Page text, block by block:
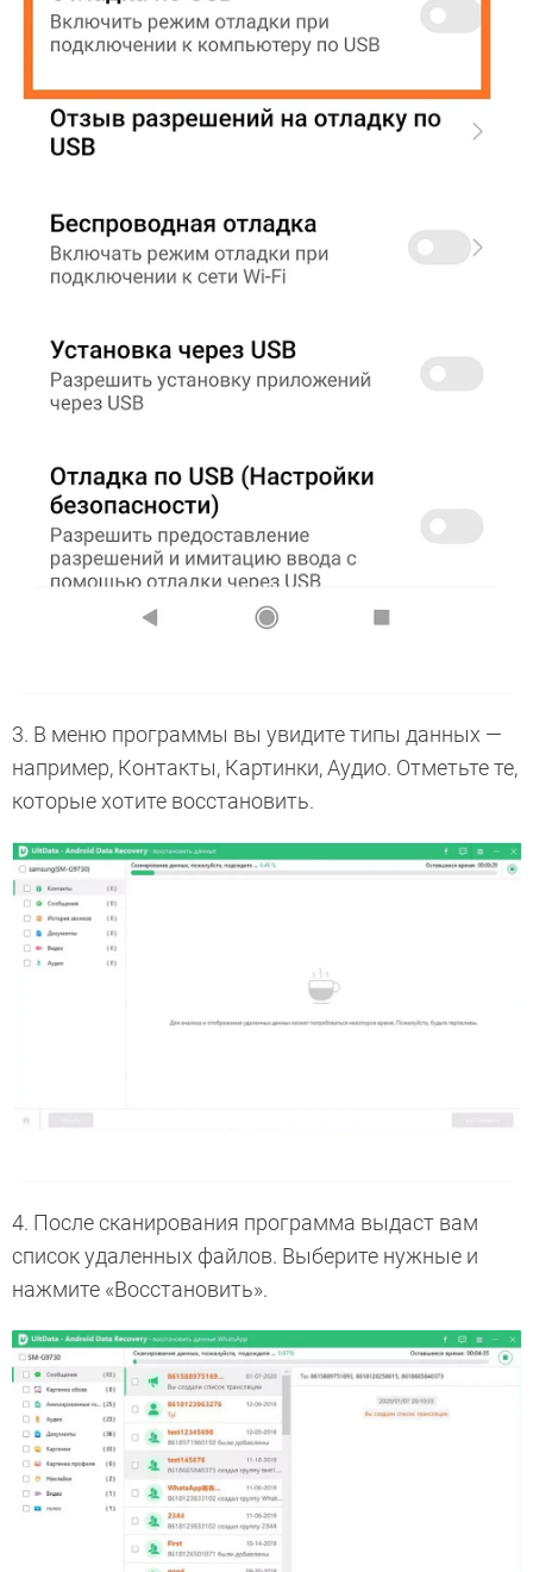
3. В меню программы вы увидите типы данных —
например, Контакты, Картинки, Аудио. Отметьте те,
которые хотите восстановить.
4. После сканирования программа выдаст вам
список удаленных файлов. Выберите нужные и
нажмите «Восстановить».